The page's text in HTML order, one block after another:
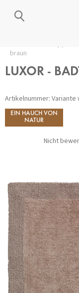
Inhalt
springen
braun
LUXOR -
Artikelnummer: Variante
EIN HAUCH VON
NATUR
Die
Sternen.
Nicht